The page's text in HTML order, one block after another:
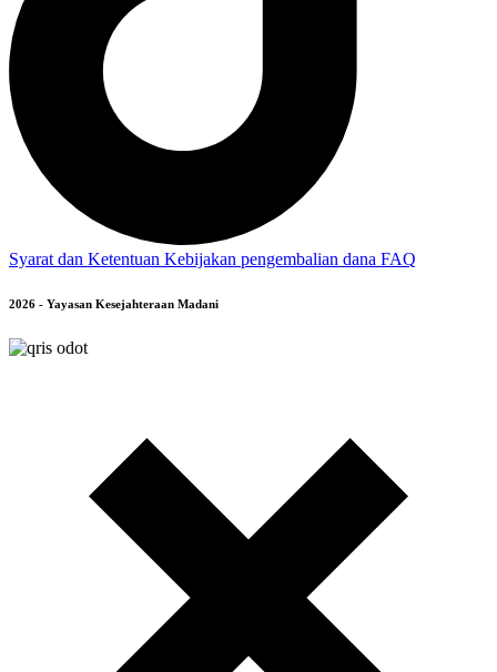
Syarat dan Ketentuan Kebijakan pengembalian dana FAQ
2026 - Yayasan Kesejahteraan Madani